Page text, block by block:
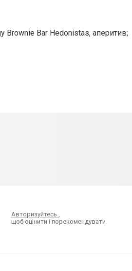
Brownie Bar Hedonistas, аперитив;
Авторизуйтесь,
щоб оцінити і порекомендувати